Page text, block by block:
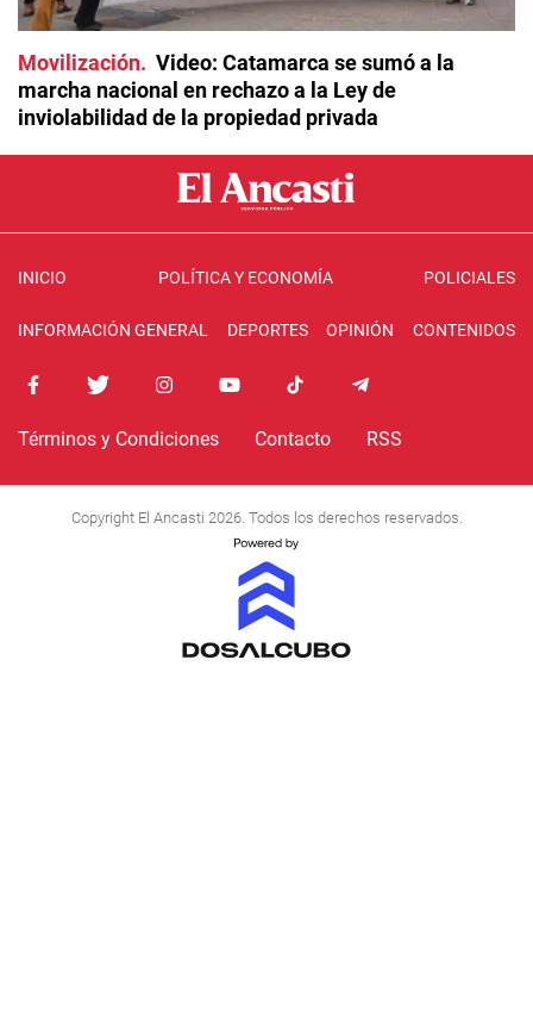
Movilización
Video: Catamarca se sumó a la
marcha nacional en rechazo a la Ley de
inviolabilidad de la propiedad privada
INICIO POLÍTICA Y ECONOMÍA POLICIALES
INFORMACIÓN GENERAL DEPORTES OPINIÓN CONTENIDOS
Términos y Condiciones Contacto RSS
Copyright El Ancasti 2026. Todos los derechos reservados.